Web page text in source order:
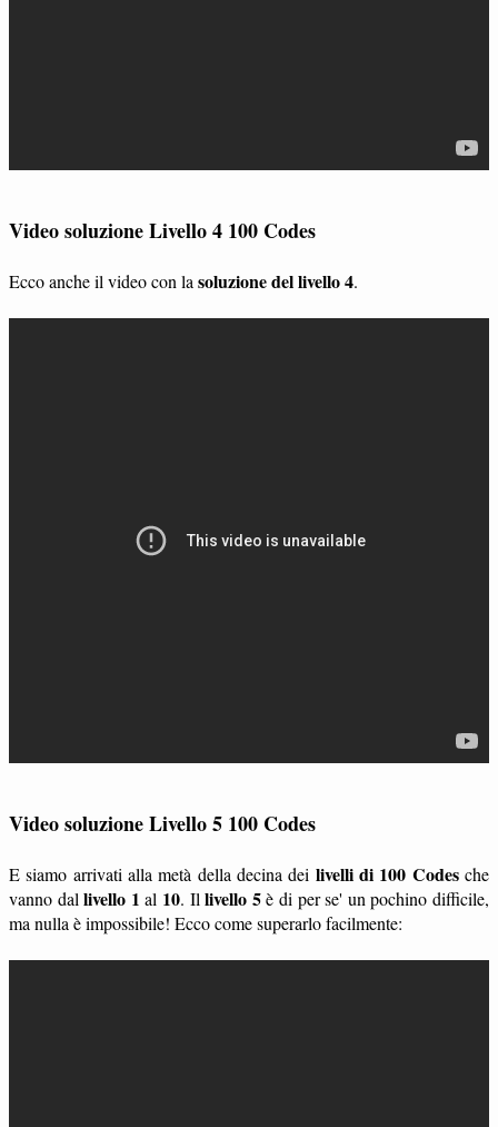
Video soluzione Livello 4 100 Codes
Ecco anche il video con la soluzione del livello 4.
Video soluzione Livello 5 100 Codes
E siamo arrivati alla metà della decina dei livelli di 100 Codesche
vanno dallivello 1 al 10. Illivello 5è di per se' un pochino difficile,
ma nulla è impossibile! Ecco come superarlo facilmente: